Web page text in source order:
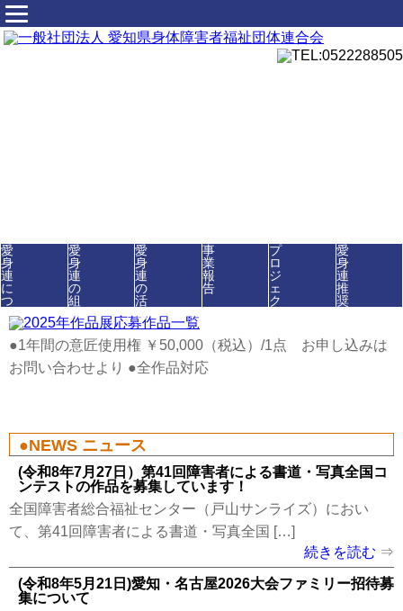
愛
身
連
に
つ
い
て
愛
身
連
の
組
織
愛
身
連
の
活
動
事
業
報
告
プ
ロ
ジ
ェ
ク
愛
身
連
推
奨
●1年間の意匠使用権 ￥50,000（税込）/1点 お申し込みは
お問い合わせより ●全作品対応
NEWS ニュース
(令和8年7月27日）第41回障害者による書道・写真全国コ
ンテストの作品を募集しています！
全国障害者総合福祉センター（戸山サンライズ）におい
て、第41回障害者による書道・写真全国 […]
続きを読む
(令和8年5月21日)愛知・名古屋2026大会ファミリー招待募
集について